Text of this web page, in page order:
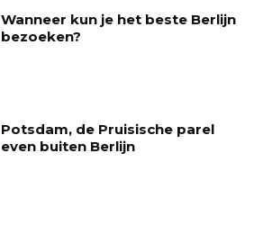
Wanneer kun je het beste Berlijn
bezoeken?
Potsdam, de Pruisische parel
even buiten Berlijn